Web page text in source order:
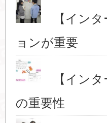
【インタ
ョンが重要
【インタ
の重要性